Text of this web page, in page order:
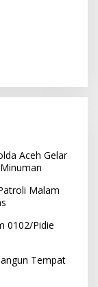
Aceh Gelar
Malam
0102/Pidie
Tempat